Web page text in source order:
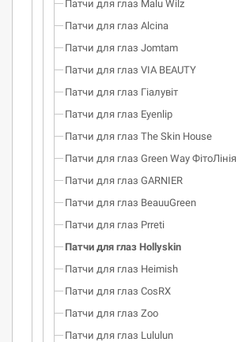
Патчи для глаз Malu Wilz
Патчи для глаз Alcina
Патчи для глаз Jomtam
Патчи для глаз VIA BEAUTY
Патчи для глаз Гіалувіт
Патчи для глаз Eyenlip
Патчи для глаз The Skin House
Патчи для глаз Green Way ФітоЛінія
Патчи для глаз GARNIER
Патчи для глаз BeauuGreen
Патчи для глаз Prreti
Патчи для глаз Hollyskin
Патчи для глаз Heimish
Патчи для глаз CosRX
Патчи для глаз Zoo
Патчи для глаз Lululun